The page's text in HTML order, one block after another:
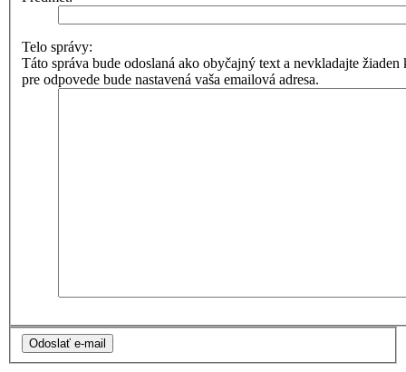
Telo správy:
Táto správa bude odoslaná ako obyčajný text a nevkladajte
pre odpovede bude nastavená vaša emailová adresa.